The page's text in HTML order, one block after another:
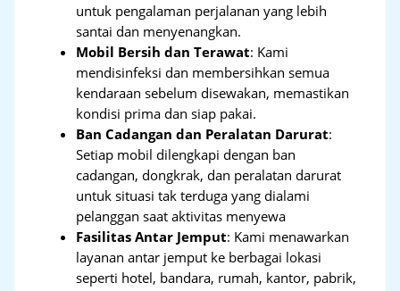
untuk pengalaman perjalanan yang lebih
santai dan menyenangkan.
Mobil Bersih dan Terawat: Kami
mendisinfeksi dan membersihkan semua
kendaraan sebelum disewakan, memastikan
kondisi prima dan siap pakai.
Ban Cadangan dan Peralatan Darurat:
Setiap mobil dilengkapi dengan ban
cadangan, dongkrak, dan peralatan darurat
untuk situasi tak terduga yang dialami
pelanggan saat aktivitas menyewa
Fasilitas Antar Jemput: Kami menawarkan
layanan antar jemput ke berbagai lokasi
seperti hotel, bandara, rumah, kantor, pabrik,